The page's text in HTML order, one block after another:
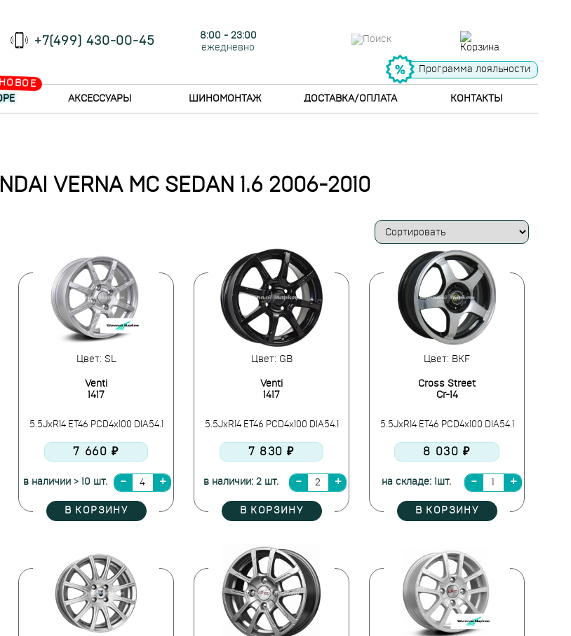
+7(499) 430-00-45
8:00 - 23:00
ежедневно
Программа лояльности
НОВОЕ
АКСЕССУАРЫ ШИНОМОНТАЖ ДОСТАВКА/ОПЛАТА КОНТАКТЫ
VERNA MC SEDAN 1.6 2006-2010
Цвет: SL
Venti
1417
5.5JxR14 ET46 PCD4x100 DIA54.1
7 660 ₽
в наличии > 10 шт.
В КОРЗИНУ
Цвет: GB
Venti
1417
5.5JxR14 ET46 PCD4x100 DIA54.1
7 830 ₽
в наличии: 2 шт.
В КОРЗИНУ
Цвет: BKF
Cross Street
Cr-14
5.5JxR14 ET46 PCD4x100 DIA54.1
8 030 ₽
на складе: 1шт.
В КОРЗИНУ